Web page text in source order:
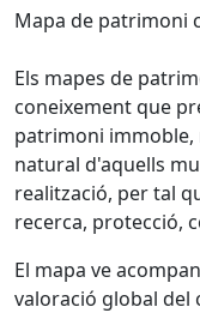
Mapa de patrimoni
Els mapes de
coneixement que
patrimoni immoble,
natural d'aquells
realització, per tal
recerca, protecció,
El mapa ve
valoració global